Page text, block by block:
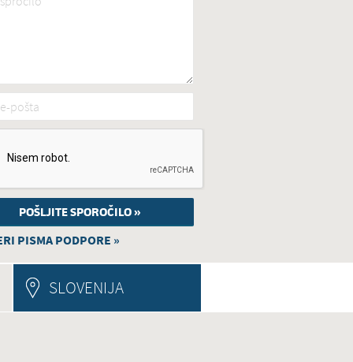
pošta*
PISMA PODPORE »
TAB) SLOVENIJA